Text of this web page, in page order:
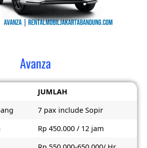
Avanza
JUMLAH
7 pax include Sopir
Rp 450.000 / 12 jam